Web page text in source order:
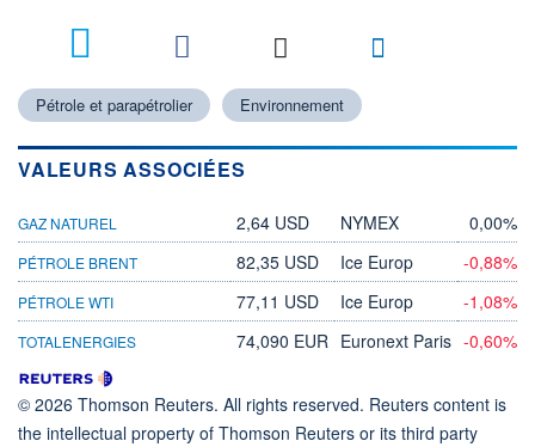
Pétrole et parapétrolier Environnement
VALEURS ASSOCIÉES
GAZ NATUREL 2,64 USD NYMEX 0,00%
PÉTROLE BRENT 82,35 USD Ice Europ -0,88%
PÉTROLE WTI 77,11 USD Ice Europ -1,08%
TOTALENERGIES 74,090 EUR Euronext Paris -0,60%
© 2026 Thomson Reuters. All rights reserved. Reuters content is
the intellectual property of Thomson Reuters or its third party